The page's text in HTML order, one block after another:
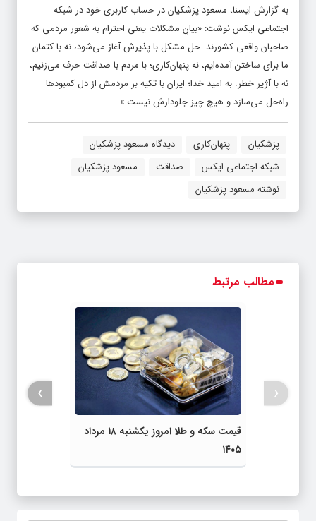
به گزارش ایسنا، مسعود پزشکیان در حساب کاربری خود در شبکه
اجتماعی ایکس نوشت: «بیانِ مشکلات یعنی احترام به شعور مردمی که
صاحبان واقعی کشورند. حل مشکل با پذیرش آغاز می‌شود، نه با کتمان.
ما برای ساختن آمده‌ایم، نه پنهان‌کاری؛ با مردم با صداقت حرف می‌زنیم،
نه با آژیر خطر. به امید خدا؛ ایران با تکیه بر مردمش از دل کمبودها
راه‌حل می‌سازد و هیچ چیز جلودارش نیست.»
پزشکیان پنهان‌کاری
دیدگاه مسعود پزشکیان
شبکه اجتماعی ایکس
صداقت
مسعود پزشکیان
نوشته مسعود پزشکیان
مطالب مرتبط
قیمت سکه و طلا امروز یکشنبه ۱۸ مرداد
۱۴۰۵
‹
›